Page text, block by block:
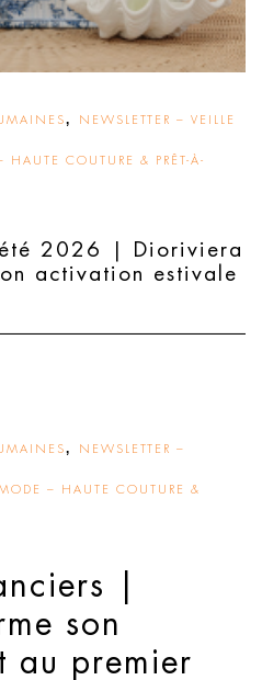
, NEWSLETTER – VEILLE
HAUTE COUTURE & PRÊT-À-
été 2026 | Dioriviera
activation estivale
, NEWSLETTER –
– HAUTE COUTURE &
|
son
au premier